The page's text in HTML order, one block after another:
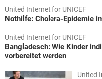
United Internet for UNICEF
Nothilfe: Cholera-Epidemie
United Internet for UNICEF
Bangladesch: Wie Kinder
vorbereitet werden
United